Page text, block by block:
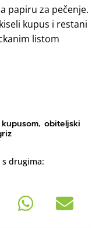
papiru za pečenje.
kupus i restani
listom
, obiteljski
drugima: